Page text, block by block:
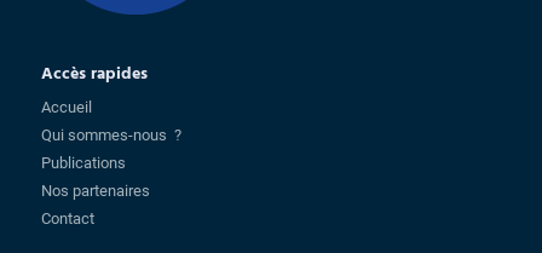
Accès rapides
Accueil
Qui sommes-nous ?
Publications
Nos partenaires
Contact